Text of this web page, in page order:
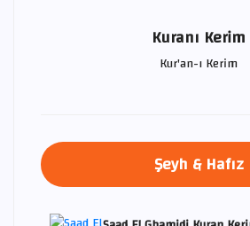
Kuranı Kerim
Kur'an-ı Kerim
Şeyh & Hafız